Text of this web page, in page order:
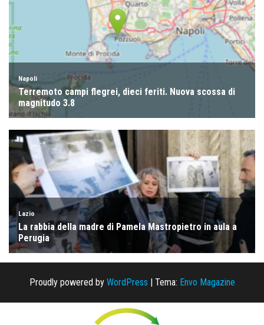
Proudly powered by WordPress | Tema: Envo Magazine